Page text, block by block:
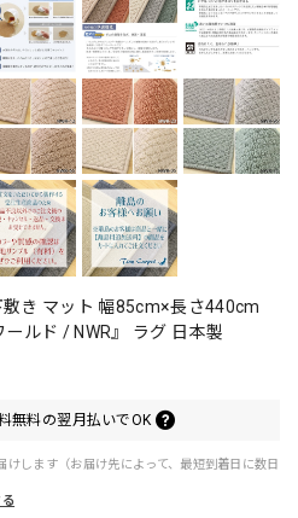
き マット 幅85cm×長さ440cm
ルド / NWR』 ラグ 日本製
無料の翌月払いでOK
します（お届け先によって、最短到着日に数日